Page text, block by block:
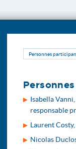
Personnes
Isabella
responsable
Laurent
Nicolas